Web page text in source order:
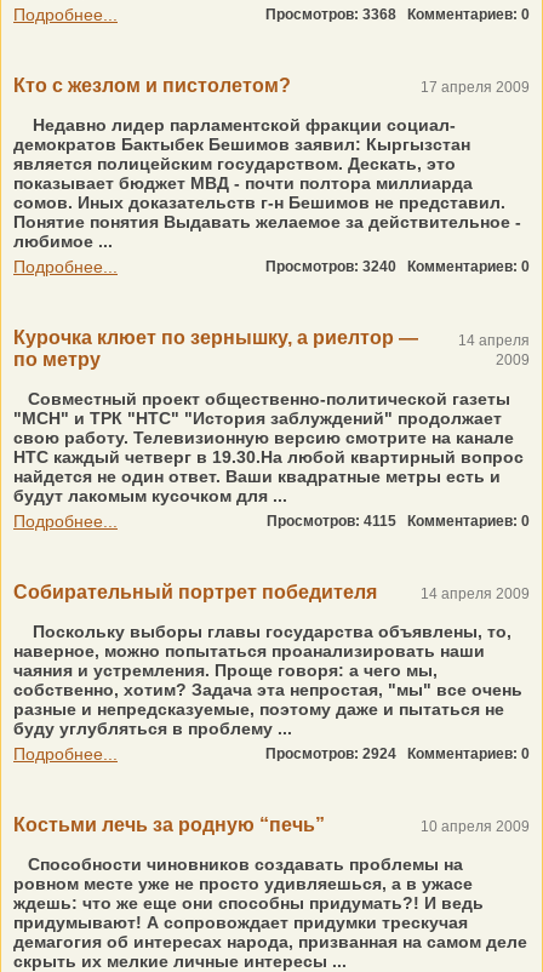
Подробнее...
Просмотров: 3368 Комментариев: 0
Кто с жезлом и пистолетом? 17 апреля 2009
Недавно лидер парламентской фракции социал-
демократов Бактыбек Бешимов заявил: Кыргызстан
является полицейским государством. Дескать, это
показывает бюджет МВД - почти полтора миллиарда
сомов. Иных доказательств г-н Бешимов не представил.
Понятие понятия Выдавать желаемое за действительное -
любимое ...
Подробнее...
Просмотров: 3240 Комментариев: 0
Курочка клюет по зернышку, а риелтор —
по метру
14 апреля
2009
Совместный проект общественно-политической газеты
"МСН" и ТРК "НТС" "История заблуждений" продолжает
свою работу. Телевизионную версию смотрите на канале
НТС каждый четверг в 19.30.На любой квартирный вопрос
найдется не один ответ. Ваши квадратные метры есть и
будут лакомым кусочком для ...
Подробнее...
Просмотров: 4115 Комментариев: 0
Собирательный портрет победителя 14 апреля 2009
Поскольку выборы главы государства объявлены, то,
наверное, можно попытаться проанализировать наши
чаяния и устремления. Проще говоря: а чего мы,
собственно, хотим? Задача эта непростая, "мы" все очень
разные и непредсказуемые, поэтому даже и пытаться не
буду углубляться в проблему ...
Подробнее...
Просмотров: 2924 Комментариев: 0
Костьми лечь за родную “печь” 10 апреля 2009
Способности чиновников создавать проблемы на
ровном месте уже не просто удивляешься, а в ужасе
ждешь: что же еще они способны придумать?! И ведь
придумывают! А сопровождает придумки трескучая
демагогия об интересах народа, призванная на самом деле
скрыть их мелкие личные интересы ...